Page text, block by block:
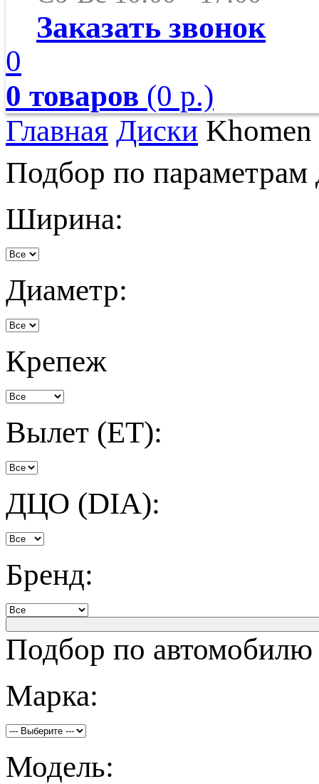
Заказать звонок
0
0 товаров (0 р.)
Главная Диски Khomen
Подбор по параметрам
Ширина:
Диаметр:
Крепеж
Вылет (ET):
ДЦО (DIA):
Бренд:
Подбор по автомобилю
Марка:
Модель: